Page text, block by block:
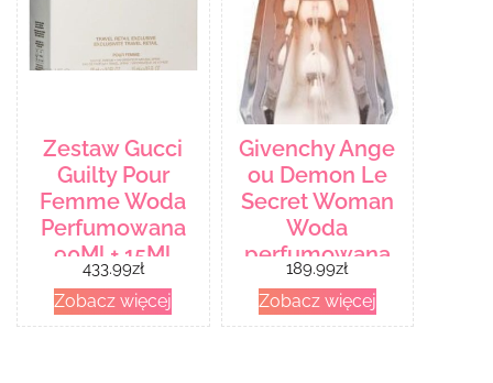
Zestaw Gucci
Guilty Pour
Femme Woda
Perfumowana
90Ml + 15Ml
433.99zł
Zobacz więcej
Givenchy Ange
ou Demon Le
Secret Woman
Woda
perfumowana
30ml spray
189.99zł
Zobacz więcej